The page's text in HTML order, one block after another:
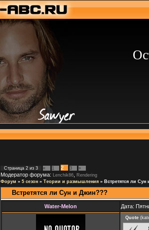
Страница 2из 3 « 1 2 3 »
Модератор форума: Lenchik86,
Rendering
Форум » 5 сезон » Теории и размышления » Встретятся ли Сун
Встретятся ли Сун и Джин???
Water-Melon Дата:
Quote(